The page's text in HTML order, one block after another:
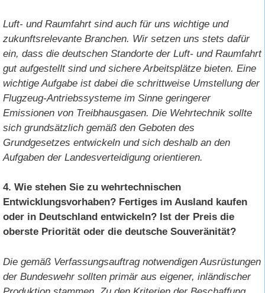
Luft- und Raumfahrt sind auch für uns wichtige und
zukunftsrelevante Branchen. Wir setzen uns stets dafür
ein, dass die deutschen Standorte der Luft- und Raumfahrt
gut aufgestellt sind und sichere Arbeitsplätze bieten. Eine
wichtige Aufgabe ist dabei die schrittweise Umstellung der
Flugzeug-Antriebssysteme im Sinne geringerer
Emissionen von Treibhausgasen. Die Wehrtechnik sollte
sich grundsätzlich gemäß den Geboten des
Grundgesetzes entwickeln und sich deshalb an den
Aufgaben der Landesverteidigung orientieren.
4. Wie stehen Sie zu wehrtechnischen
Entwicklungsvorhaben? Fertiges im Ausland kaufen
oder in Deutschland entwickeln? Ist der Preis die
oberste Priorität oder die deutsche Souveränität?
Die gemäß Verfassungsauftrag notwendigen Ausrüstungen
der Bundeswehr sollten primär aus eigener, inländischer